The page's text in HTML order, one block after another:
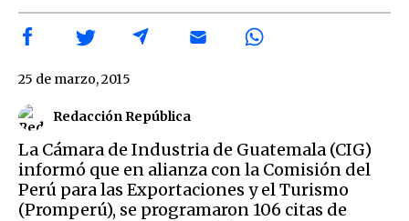
Redacción República
25 de marzo, 2015
La Cámara de Industria de Guatemala (CIG)
informó que en alianza con la Comisión del
Perú para las Exportaciones y el Turismo
(Promperú), se programaron 106 citas de